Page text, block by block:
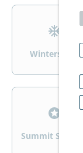
>
Wintersport
>
Summit